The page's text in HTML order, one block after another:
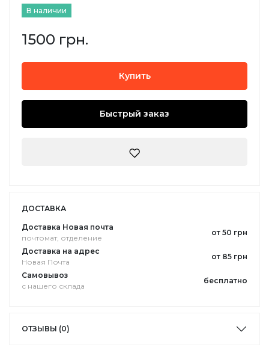
В наличии
1500 грн.
Купить
Быстрый заказ
ДОСТАВКА
Доставка Новая почта
почтомат, отделение
от 50 грн
Доставка на адрес
Новая Почта
от 85 грн
Самовывоз
с нашего склада
бесплатно
ОТЗЫВЫ (0)